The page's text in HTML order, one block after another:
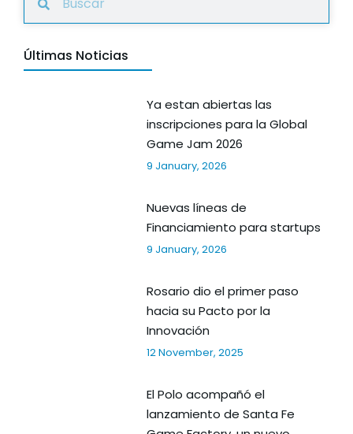
Últimas Noticias
Ya estan abiertas las
inscripciones para la Global
Game Jam 2026
9 January, 2026
Nuevas líneas de
Financiamiento para startups
9 January, 2026
Rosario dio el primer paso
hacia su Pacto por la
Innovación
12 November, 2025
El Polo acompañó el
lanzamiento de Santa Fe